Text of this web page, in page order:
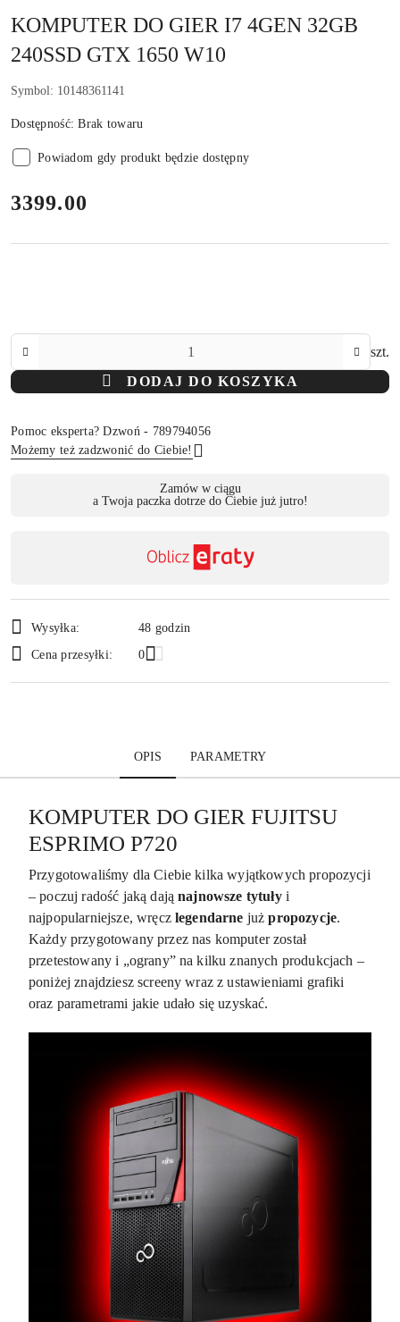
KOMPUTER DO GIER I7 4GEN 32GB
240SSD GTX 1650 W10
Symbol: 10148361141
Dostępność:Brak towaru
Powiadom gdy produkt będzie dostępny
cena:
3399.00
szt.
DODAJ DO KOSZYKA
Pomoc eksperta? Dzwoń - 789794056
Możemy też zadzwonić do Ciebie!
Zamów w ciągu
a Twoja paczka dotrze do Ciebie już jutro!
Wysyłka:
48 godzin
Cena przesyłki:
0
OPIS PARAMETRY
KOMPUTER DO GIER FUJITSU
ESPRIMO P720
Przygotowaliśmy dla Ciebie kilka wyjątkowych propozycji
– poczuj radość jaką dająnajnowsze tytułyi
najpopularniejsze, wręczlegendarne jużpropozycje.
Każdy przygotowany przez nas komputer został
przetestowany i „ograny” na kilku znanych produkcjach –
poniżej znajdziesz screeny wraz z ustawieniami grafiki
oraz parametrami jakie udało się uzyskać.